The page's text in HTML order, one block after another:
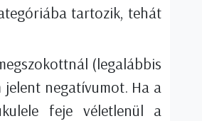
tartozik, tehát
(legalábbis
jelent negatívumot. Ha a
feje véletlenül a